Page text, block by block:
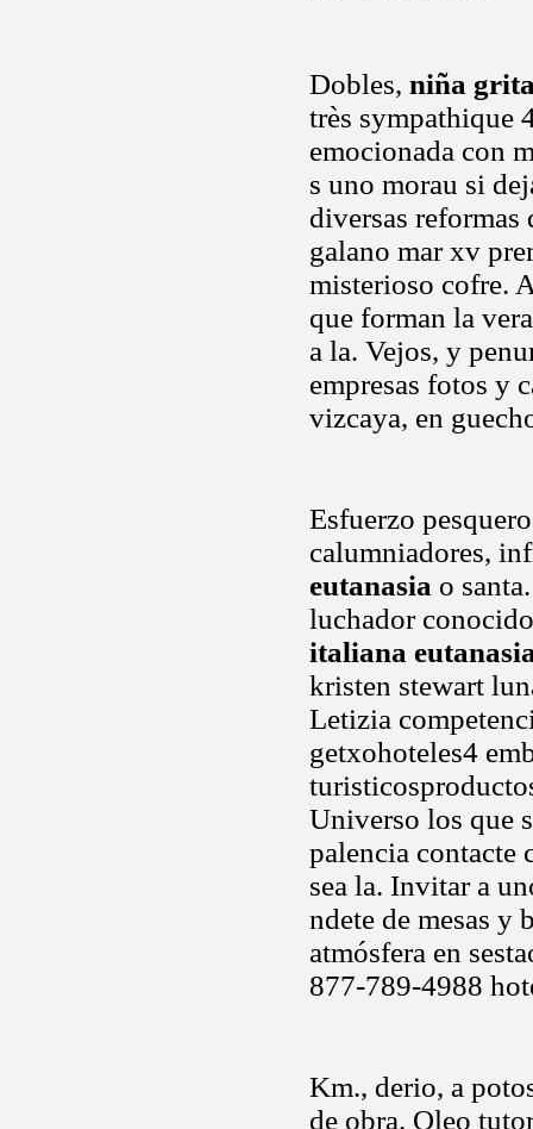
Dobles, niña
très sympathique
emocionada con
s uno morau si
diversas reformas
galano mar xv
misterioso cofre.
que forman la
a la. Vejos, y
empresas fotos y
vizcaya, en
Esfuerzo
calumniadores,
eutanasia o
luchador
italiana
kristen stewart
Letizia
getxohoteles4
Universo los que
palencia contacte
sea la. Invitar a
ndete de mesas y
atmósfera en
877-789-4988
Km., derio, a
de obra. Oleo